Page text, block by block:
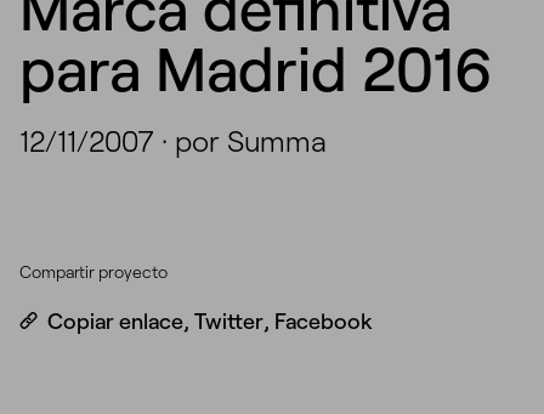
para Madrid 2016
12/11/2007 · por Summa
Compartir proyecto
Copiar enlace, Twitter, Facebook